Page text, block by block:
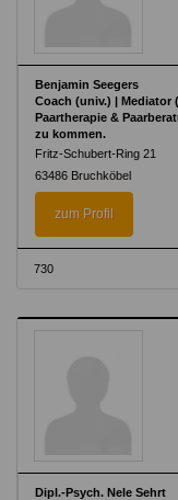
Benjamin Seegers
Coach (univ.) | Mediator
Paartherapie &
zu kommen.
Fritz-Schubert-Ring 21
63486 Bruchköbel
zum Profil
730
Dipl.-Psych. Nele Sehrt